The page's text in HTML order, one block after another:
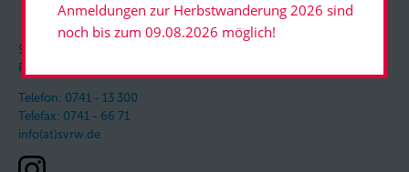
SCHNEELAUFVEREIN
ROTTWEIL e.V.
Telefon: 0741 - 13 300
Telefax: 0741 - 66 71
info(at)svrw.de
Anmeldungen zur Herbstwanderung 2026 sind
noch bis zum 09.08.2026 möglich!